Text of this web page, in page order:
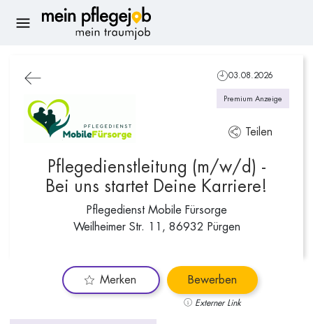
Pflegedienstleitung (m/w/d) -
Bei uns startet Deine Karriere!
Pflegedienst Mobile Fürsorge
Weilheimer Str. 11, 86932 Pürgen
03.08.2026
Premium Anzeige
Teilen
Merken Bewerben
Externer Link